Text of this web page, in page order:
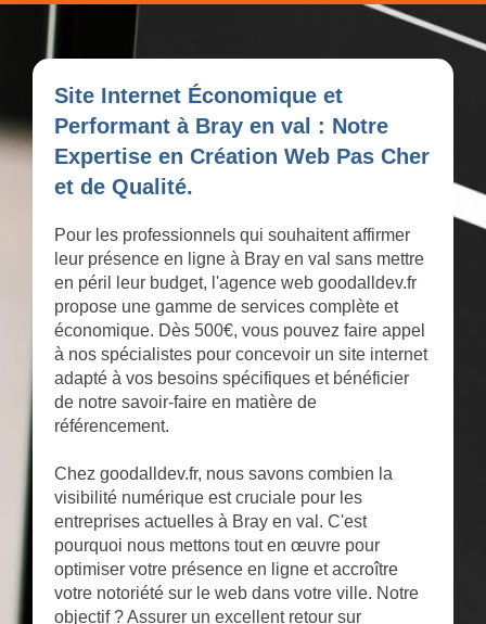
Site Internet Économique et
Performant à Bray en val : Notre
Expertise en Création Web Pas Cher
et de Qualité.
Pour les professionnels qui souhaitent affirmer
leur présence en ligne à Bray en val sans mettre
en péril leur budget, l'agence web goodalldev.fr
propose une gamme de services complète et
économique. Dès 500€, vous pouvez faire appel
à nos spécialistes pour concevoir un site internet
adapté à vos besoins spécifiques et bénéficier
de notre savoir-faire en matière de
référencement.
Chez goodalldev.fr, nous savons combien la
visibilité numérique est cruciale pour les
entreprises actuelles à Bray en val. C'est
pourquoi nous mettons tout en œuvre pour
optimiser votre présence en ligne et accroître
votre notoriété sur le web dans votre ville. Notre
objectif ? Assurer un excellent retour sur